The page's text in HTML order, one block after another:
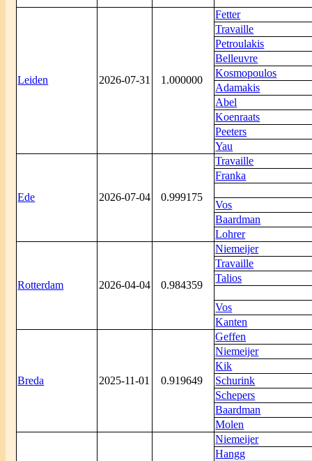
Leiden 2026-07-31 1.000000
Fetter
Travaille
Petroulakis
Belleuvre
Kosmopoulos
Adamakis
Abel
Koenraats
Peeters
Yau
Ede 2026-07-04 0.999175
Travaille
Franka
Vos
Baardman
Lohrer
Rotterdam 2026-04-04 0.984359
Niemeijer
Travaille
Talios
Vos
Kanten
Breda 2025-11-01 0.919649
Geffen
Niemeijer
Kik
Schurink
Schepers
Baardman
Molen
Niemeijer
Hangg